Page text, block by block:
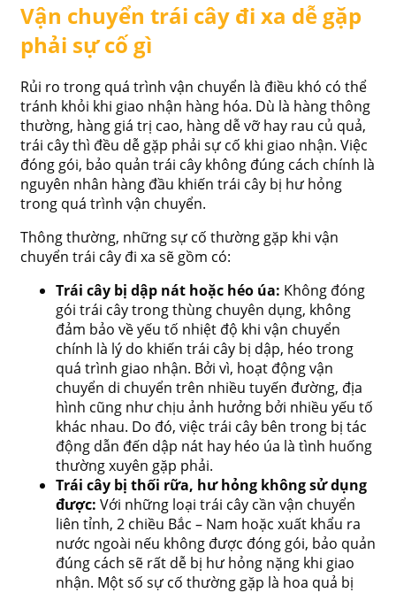
Vận chuyển trái cây đi xa dễ gặp
phải sự cố gì
Rủi ro trong quá trình vận chuyển là điều khó có thể
tránh khỏi khi giao nhận hàng hóa. Dù là hàng thông
thường, hàng giá trị cao, hàng dễ vỡ hay rau củ quả,
trái cây thì đều dễ gặp phải sự cố khi giao nhận. Việc
đóng gói, bảo quản trái cây không đúng cách chính là
nguyên nhân hàng đầu khiến trái cây bị hư hỏng
trong quá trình vận chuyển.
Thông thường, những sự cố thường gặp khi vận
chuyển trái cây đi xa sẽ gồm có:
Trái cây bị dập nát hoặc héo úa: Không đóng
gói trái cây trong thùng chuyên dụng, không
đảm bảo về yếu tố nhiệt độ khi vận chuyển
chính là lý do khiến trái cây bị dập, héo trong
quá trình giao nhận. Bởi vì, hoạt động vận
chuyển di chuyển trên nhiều tuyến đường, địa
hình cũng như chịu ảnh hưởng bởi nhiều yếu tố
khác nhau. Do đó, việc trái cây bên trong bị tác
động dẫn đến dập nát hay héo úa là tình huống
thường xuyên gặp phải.
Trái cây bị thối rữa, hư hỏng không sử dụng
được: Với những loại trái cây cần vận chuyển
liên tỉnh, 2 chiều Bắc – Nam hoặc xuất khẩu ra
nước ngoài nếu không được đóng gói, bảo quản
đúng cách sẽ rất dễ bị hư hỏng nặng khi giao
nhận. Một số sự cố thường gặp là hoa quả bị